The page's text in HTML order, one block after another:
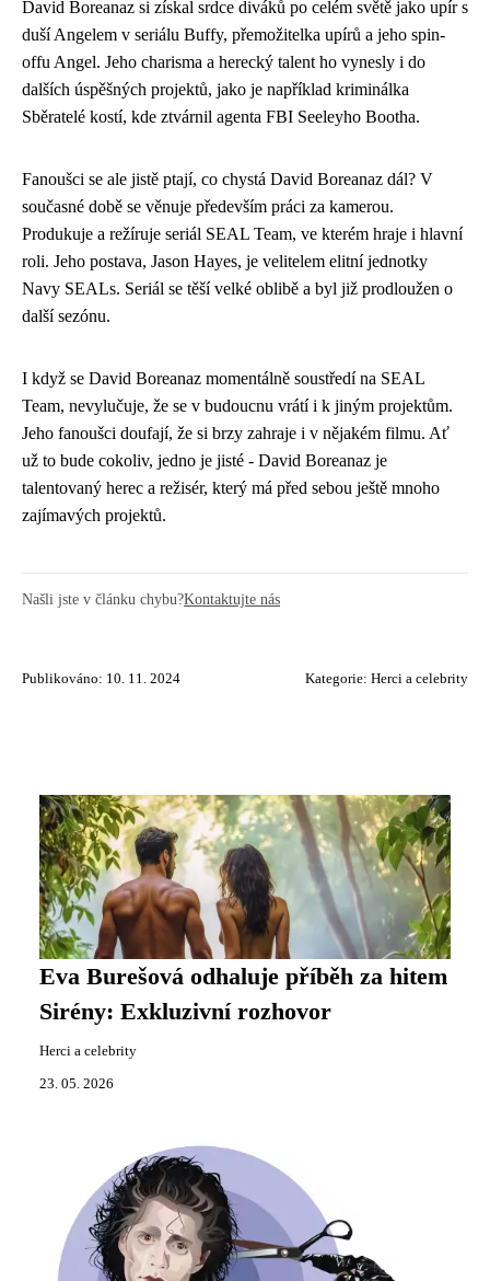
David Boreanaz si získal srdce diváků po celém světě jako upír s
duší Angelem v seriálu Buffy, přemožitelka upírů a jeho spin-
offu Angel. Jeho charisma a herecký talent ho vynesly i do
dalších úspěšných projektů, jako je například kriminálka
Sběratelé kostí, kde ztvárnil agenta FBI Seeleyho Bootha.
Fanoušci se ale jistě ptají, co chystá David Boreanaz dál? V
současné době se věnuje především práci za kamerou.
Produkuje a režíruje seriál SEAL Team, ve kterém hraje i hlavní
roli. Jeho postava, Jason Hayes, je velitelem elitní jednotky
Navy SEALs. Seriál se těší velké oblibě a byl již prodloužen o
další sezónu.
I když se David Boreanaz momentálně soustředí na SEAL
Team, nevylučuje, že se v budoucnu vrátí i k jiným projektům.
Jeho fanoušci doufají, že si brzy zahraje i v nějakém filmu. Ať
už to bude cokoliv, jedno je jisté - David Boreanaz je
talentovaný herec a režisér, který má před sebou ještě mnoho
zajímavých projektů.
Našli jste v článku chybu?Kontaktujte nás
Publikováno: 10. 11. 2024 Kategorie: Herci a celebrity
Eva Burešová odhaluje příběh za hitem
Sirény: Exkluzivní rozhovor
Herci a celebrity
23. 05. 2026